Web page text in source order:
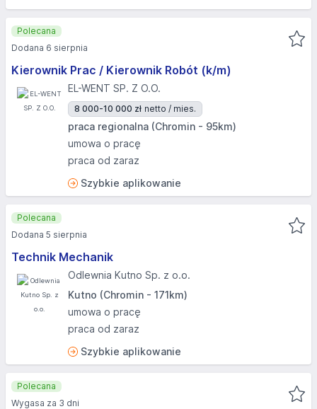
Kierownik Prac / Kierownik Robót (k/m)
EL-WENT SP. Z O.O.
8 000-10 000 zł netto / mies.
praca regionalna (Chromin - 95km)
umowa o pracę
praca od zaraz
Szybkie aplikowanie
Polecana
Dodana 6 sierpnia
Technik Mechanik
Odlewnia Kutno Sp. z o.o.
Kutno (Chromin - 171km)
umowa o pracę
praca od zaraz
Szybkie aplikowanie
Polecana
Dodana 5 sierpnia
Polecana
Wygasa za 3 dni